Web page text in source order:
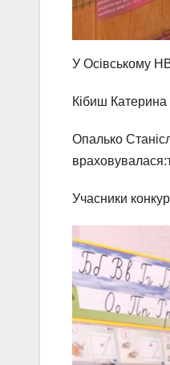
У Осівському
Кібиш
Опалько
Учасники